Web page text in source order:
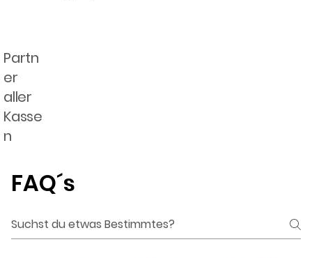
Partn
er
aller
Kasse
n
Antwort
FAQ´s